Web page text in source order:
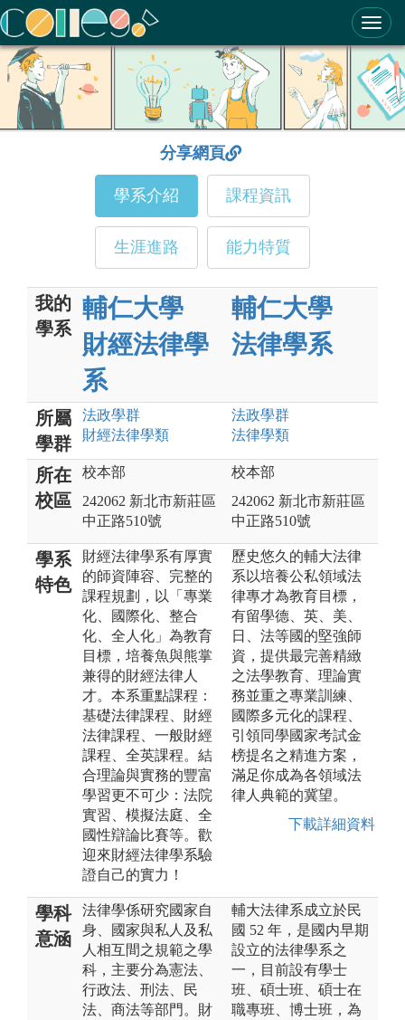
ColleGo! 大學選才與高中育才輔助系統
分享網頁
學系介紹 課程資訊
生涯進路 能力特質
我的
學系
輔仁大學
財經法律學
系
輔仁大學
法律學系
所屬
學群
法政學群
財經法律學類
法政學群
法律學類
所在
校區
校本部
242062 新北市新莊區
中正路510號
校本部
242062 新北市新莊區
中正路510號
學系
特色
財經法律學系有厚實
的師資陣容、完整的
課程規劃，以「專業
化、國際化、整合
化、全人化」為教育
目標，培養魚與熊掌
兼得的財經法律人
才。本系重點課程：
基礎法律課程、財經
法律課程、一般財經
課程、全英課程。結
合理論與實務的豐富
學習更不可少：法院
實習、模擬法庭、全
國性辯論比賽等。歡
迎來財經法律學系驗
證自己的實力！
歷史悠久的輔大法律
系以培養公私領域法
律專才為教育目標，
有留學德、英、美、
日、法等國的堅強師
資，提供最完善精緻
之法學教育、理論實
務並重之專業訓練、
國際多元化的課程、
引領同學國家考試金
榜提名之精進方案，
滿足你成為各領域法
律人典範的冀望。
下載詳細資料
學科
意涵
法律學係研究國家自
身、國家與私人及私
人相互間之規範之學
科，主要分為憲法、
行政法、刑法、民
法、商法等部門。財
輔大法律系成立於民
國 52 年，是國内早期
設立的法律學系之
一，目前設有學士
班、碩士班、碩士在
職專班、博士班，為